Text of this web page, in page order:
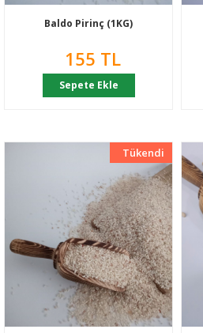
Baldo Pirinç (1KG)
155 TL
Sepete Ekle
Yeni
Tükendi